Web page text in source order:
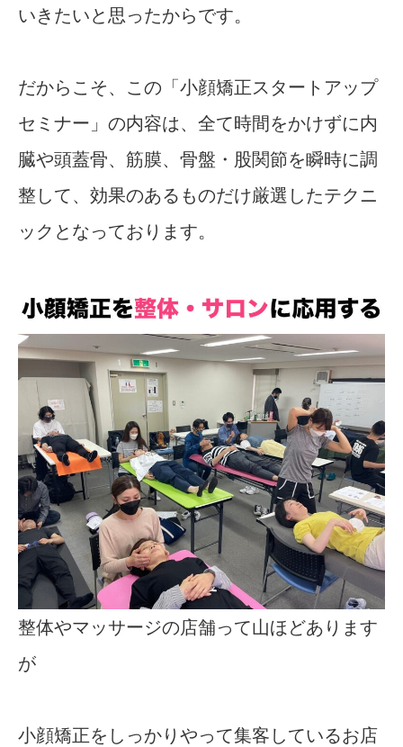
いきたいと思ったからです。
だからこそ、この「小顔矯正スタートアップ
セミナー」の内容は、全て時間をかけずに内
臓や頭蓋骨、筋膜、骨盤・股関節を瞬時に調
整して、効果のあるものだけ厳選したテクニ
ックとなっております。
整体やマッサージの店舗って山ほどあります
が
小顔矯正をしっかりやって集客しているお店